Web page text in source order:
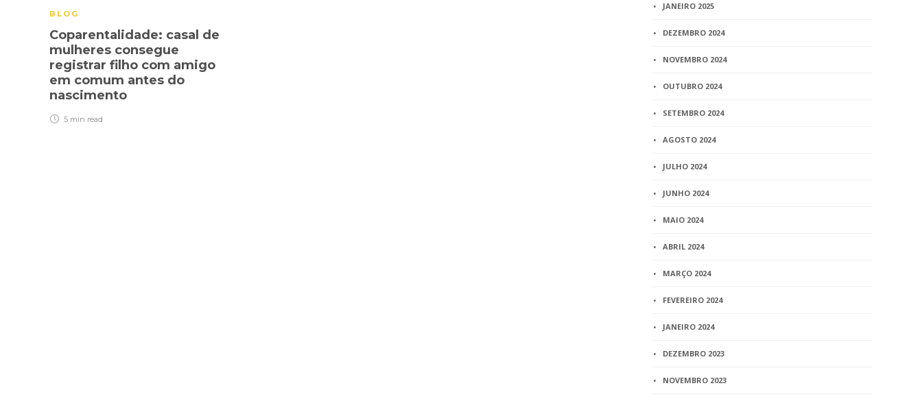
BLOG
Coparentalidade: casal de
mulheres consegue
registrar filho com amigo
em comum antes do
nascimento
5 min read
JANEIRO 2025
DEZEMBRO 2024
NOVEMBRO 2024
OUTUBRO 2024
SETEMBRO 2024
AGOSTO 2024
JULHO 2024
JUNHO 2024
MAIO 2024
ABRIL 2024
MARÇO 2024
FEVEREIRO 2024
JANEIRO 2024
DEZEMBRO 2023
NOVEMBRO 2023